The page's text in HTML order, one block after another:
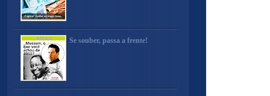
Se souber, passa a frente!